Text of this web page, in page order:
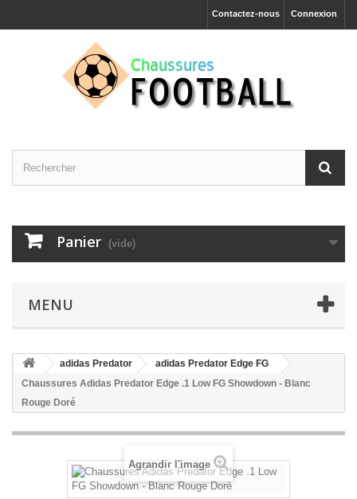
Connexion
Contactez-nous
Panier (vide)
MENU
adidas Predator
adidas Predator Edge FG
Chaussures Adidas Predator Edge .1 Low FG Showdown - Blanc
Rouge Doré
Agrandir l'image